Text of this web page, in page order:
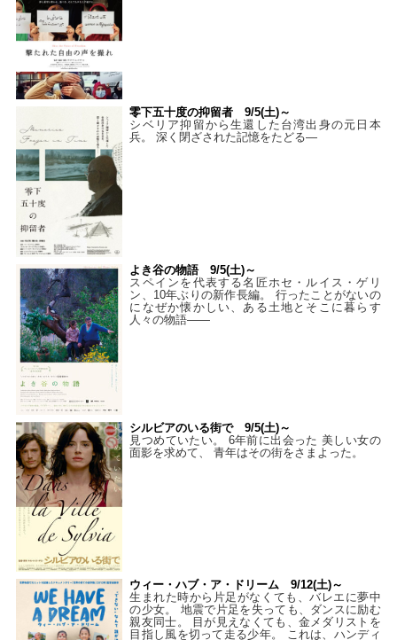
零下五十度の抑留者 9/5(土)～
シベリア抑留から生還した台湾出身の元日本
兵。 深く閉ざされた記憶をたどる—
よき谷の物語 9/5(土)～
スペインを代表する名匠ホセ・ルイス・ゲリ
ン、10年ぶりの新作長編。 行ったことがないの
になぜか懐かしい、ある土地とそこに暮らす
人々の物語――
シルビアのいる街で 9/5(土)～
見つめていたい。 6年前に出会った 美しい女の
面影を求めて、 青年はその街をさまよった。
ウィー・ハブ・ア・ドリーム 9/12(土)～
生まれた時から片足がなくても、バレエに夢中
の少女。 地震で片足を失っても、ダンスに励む
親友同士。 目が見えなくても、金メダリストを
目指し風を切って走る少年。 これは、ハンディ